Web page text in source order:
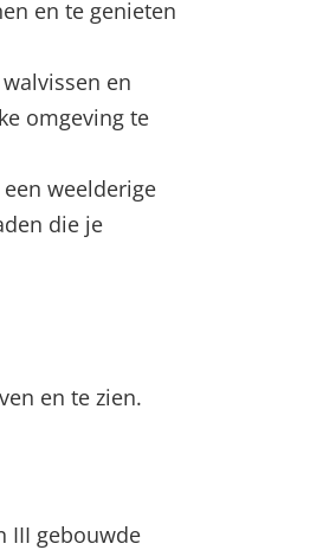
en te genieten
en
omgeving te
weelderige
die je
en te zien.
III gebouwde